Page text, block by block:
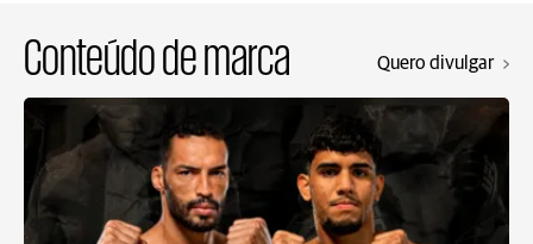
Conteúdo de marca Quero divulgar